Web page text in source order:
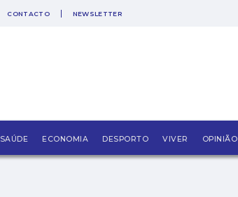
CONTACTO NEWSLETTER
SAÚDE ECONOMIA DESPORTO VIVER OPINIÃO